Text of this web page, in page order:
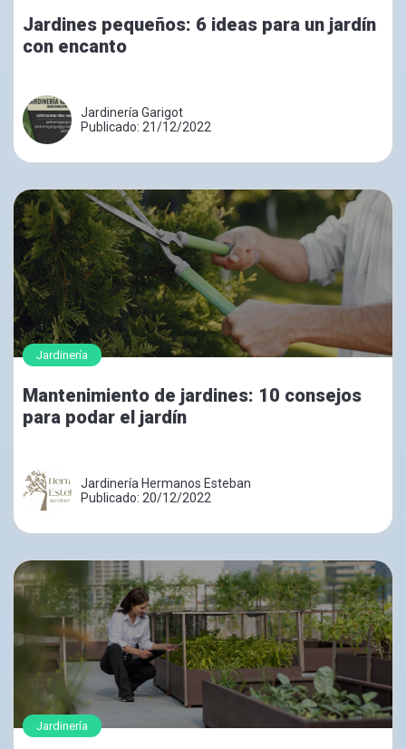
Jardines pequeños: 6 ideas para un jardín
con encanto
Jardinería Garigot
Publicado: 21/12/2022
Jardinería
Mantenimiento de jardines: 10 consejos
para podar el jardín
Jardinería Hermanos Esteban
Publicado: 20/12/2022
Jardinería